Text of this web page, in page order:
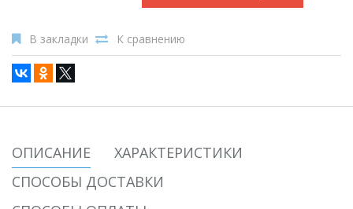
В закладки К сравнению
ОПИСАНИЕ
ХАРАКТЕРИСТИКИ
СПОСОБЫ ДОСТАВКИ